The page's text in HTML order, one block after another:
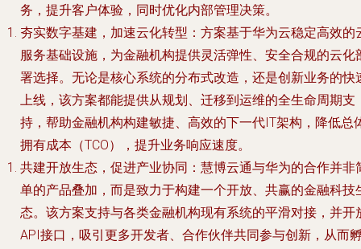
务，提升客户体验，同时优化内部管理决策。
夯实数字基建，加速云化转型 ：方案基于华为云稳定高效的
服务基础设施，为金融机构提供灵活弹性、安全合规的云化
署选择。无论是核心系统的分布式改造，还是创新业务的快
上线，该方案都能提供从规划、迁移到运维的全生命周期支
持，帮助金融机构构建敏捷、高效的下一代IT架构，降低总
拥有成本（TCO），提升业务响应速度。
共建开放生态，促进产业协同 ：慧博云通与华为的合作并非
单的产品叠加，而是致力于构建一个开放、共赢的金融科技
态。该方案支持与各类金融机构现有系统的平滑对接，并开
API接口，吸引更多开发者、合作伙伴共同参与创新，从而